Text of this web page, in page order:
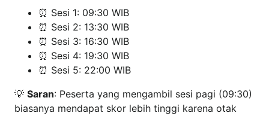
⏰ Sesi 1: 09:30 WIB
⏰ Sesi 2: 13:30 WIB
⏰ Sesi 3: 16:30 WIB
⏰ Sesi 4: 19:30 WIB
⏰ Sesi 5: 22:00 WIB
💡 Saran: Peserta yang mengambil sesi pagi (09:30)
biasanya mendapat skor lebih tinggi karena otak